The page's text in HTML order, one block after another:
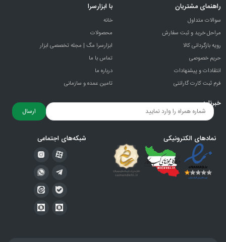
راهنمای مشتریان
سوالات متداول
مراحل خرید و ثبت سفارش
رویه بازگردانی کالا
حریم خصوصی
انتقادات و پيشنهادات
فرم ثبت کارت گارانتی
با ابزارسرا
خانه
محصولات
ابزارسرا مگ | مجله تخصصی ابزار
تماس با ما
درباره ما
تامین عمده و سازمانی
خبرنامه
ارسال
نمادهای الکترونیکی شبکه‌های اجتماعی